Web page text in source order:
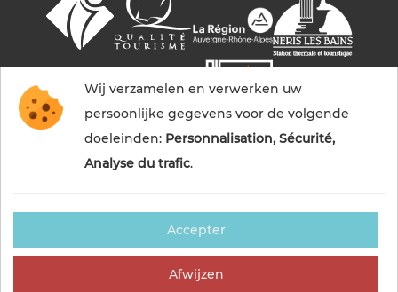
© 2026 Commentry, Montmarault, Néris-les-bains
tourisme — Alle rechten voorbehouden
Wij verzamelen en verwerken uw
persoonlijke gegevens voor de volgende
doeleinden: Personnalisation, Sécurité,
Analyse du trafic.
Accepter
Afwijzen